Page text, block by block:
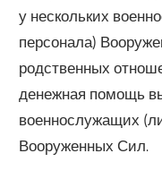
у нескольких
персонала)
родственных
денежная помощь
военнослужащих
Вооруженных Сил.